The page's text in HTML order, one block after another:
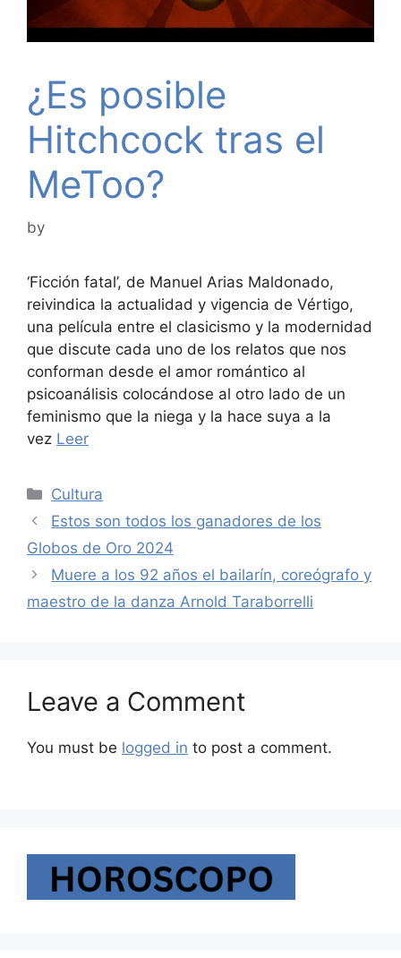
¿Es posible
Hitchcock tras el
MeToo?
by
‘Ficción fatal’, de Manuel Arias Maldonado,
reivindica la actualidad y vigencia de Vértigo,
una película entre el clasicismo y la modernidad
que discute cada uno de los relatos que nos
conforman desde el amor romántico al
psicoanálisis colocándose al otro lado de un
feminismo que la niega y la hace suya a la
vez Leer
Categories
Cultura
Estos son todos los ganadores de los
Globos de Oro 2024
Muere a los 92 años el bailarín, coreógrafo y
maestro de la danza Arnold Taraborrelli
Leave a Comment
You must be logged in to post a comment.